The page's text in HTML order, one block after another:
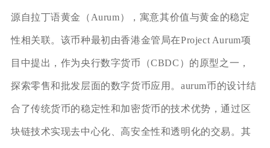
源自拉丁语黄金（Aurum），寓意其价值与黄金的稳定
性相关联。该币种最初由香港金管局在Project Aurum项
目中提出，作为央行数字货币（CBDC）的原型之一，
探索零售和批发层面的数字货币应用。aurum币的设计结
合了传统货币的稳定性和加密货币的技术优势，通过区
块链技术实现去中心化、高安全性和透明化的交易。其